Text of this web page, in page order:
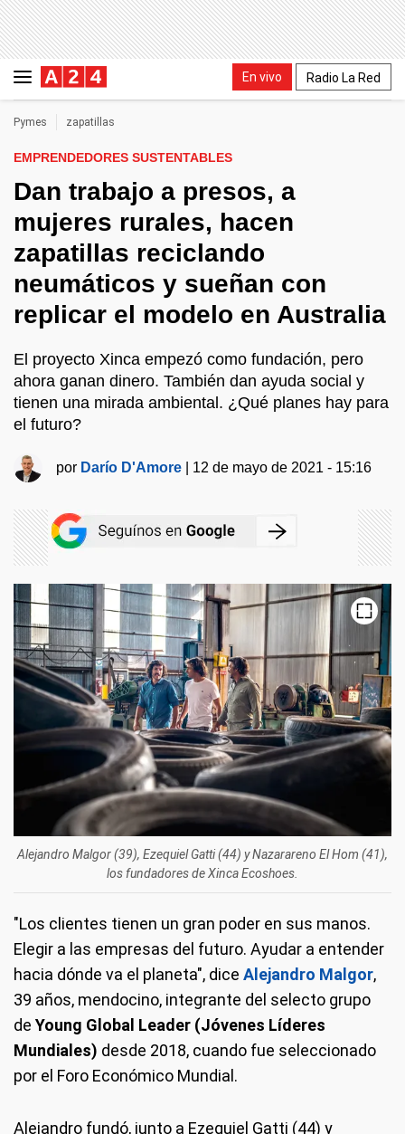
En vivo Radio La Red
Pymes zapatillas
EMPRENDEDORES SUSTENTABLES
Dan trabajo a presos, a
mujeres rurales, hacen
zapatillas reciclando
neumáticos y sueñan con
replicar el modelo en Australia
El proyecto Xinca empezó como fundación, pero
ahora ganan dinero. También dan ayuda social y
tienen una mirada ambiental. ¿Qué planes hay para
el futuro?
por Darío D'Amore 12 de mayo de 2021 - 15:16
Alejandro Malgor (39), Ezequiel Gatti (44) y Nazarareno El Hom (41),
los fundadores de Xinca Ecoshoes.
"Los clientes tienen un gran poder en sus manos.
Elegir a las empresas del futuro. Ayudar a entender
hacia dónde va el planeta", dice Alejandro Malgor,
39 años, mendocino, integrante del selecto grupo
de Young Global Leader (Jóvenes Líderes
Mundiales) desde 2018, cuando fue seleccionado
por el Foro Económico Mundial.
Alejandro fundó, junto a Ezequiel Gatti (44) y